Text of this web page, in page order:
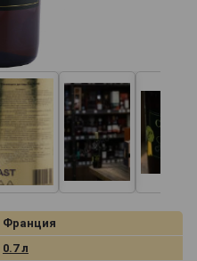
Франция
0.7 л